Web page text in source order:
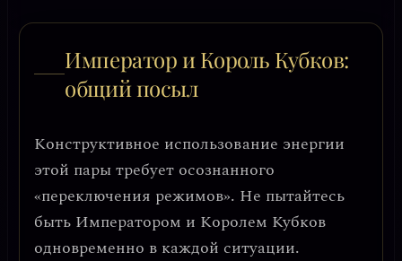
Император и Король Кубков:
общий посыл
Конструктивное использование энергии
этой пары требует осознанного
«переключения режимов». Не пытайтесь
быть Императором и Королем Кубков
одновременно в каждой ситуации.